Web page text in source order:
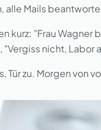
alle Mails
kurz: "Frau Wagner
"Vergiss nicht, Labor
Tür zu. Morgen von